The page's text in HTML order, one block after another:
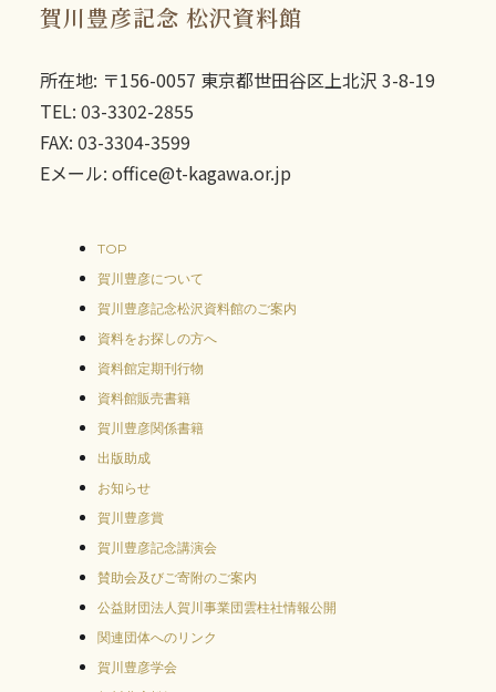
賀川豊彦記念 松沢資料館
所在地: 〒156-0057 東京都世田谷区上北沢 3-8-19
TEL: 03-3302-2855
FAX: 03-3304-3599
Eメール: office@t-kagawa.or.jp
TOP
賀川豊彦について
賀川豊彦記念松沢資料館のご案内
資料をお探しの方へ
資料館定期刊行物
資料館販売書籍
賀川豊彦関係書籍
出版助成
お知らせ
賀川豊彦賞
賀川豊彦記念講演会
賛助会及びご寄附のご案内
公益財団法人賀川事業団雲柱社情報公開
関連団体へのリンク
賀川豊彦学会